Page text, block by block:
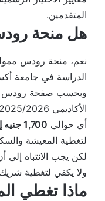
المتقدمين.
هل منحة
نعم، منحة رودس
الدراسة في جامعة
وبحسب صفحة رودس
الأكاديمي 2025/2026 هي
أي حوالي 1,700 جنيه إسترليني شهريًا
لتغطية المعيشة
لكن يجب الانتباه
ولا يكفي لتغطية
ماذا تغطي